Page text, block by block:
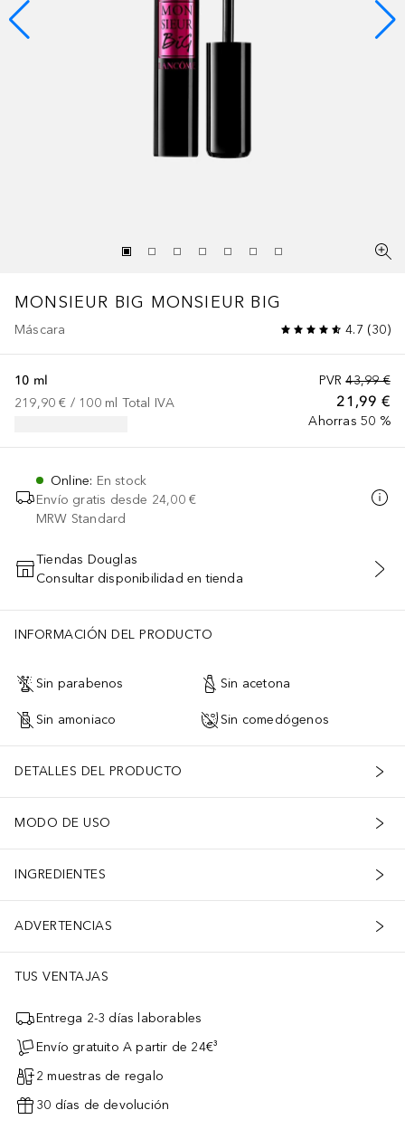
MONSIEUR BIG MONSIEUR BIG
Máscara 4.7 (30)
PVR 43,99 €
21,99 €
Ahorras 50 %
10 ml
219,90 € / 100 ml Total IVA
Online: En stock
Envío gratis desde 24,00 €
MRW Standard
AÑADIR AL CARRITO
Tiendas Douglas
Consultar disponibilidad en tienda
INFORMACIÓN DEL PRODUCTO
Sin parabenos Sin acetona
Sin amoniaco Sin comedógenos
DETALLES DEL PRODUCTO
MODO DE USO
INGREDIENTES
ADVERTENCIAS
TUS VENTAJAS
Entrega 2-3 días laborables
Envío gratuito A partir de 24€³
2 muestras de regalo
30 días de devolución